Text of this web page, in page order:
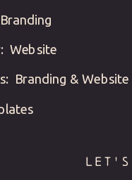
Branding & Website
Website
LET'S